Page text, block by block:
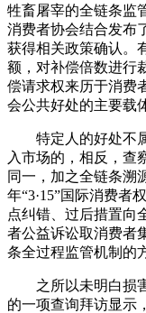
牲畜屠宰的全链条监
消费者协会结合发布
获得相关政策确认。
额，对补偿倍数进行
偿请求权来历于消费
会公共好处的主要载
特定人的好处不属
入市场的，相反，查
同一，加之全链条溯
年“3·15”国际消费者
点纠错、过后措置向
者公益诉讼取消费者
条全过程监管机制的
之所以未明白损害
的一项查询拜访显示